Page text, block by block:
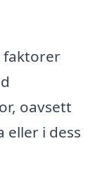
faktorer
oavsett
eller i dess